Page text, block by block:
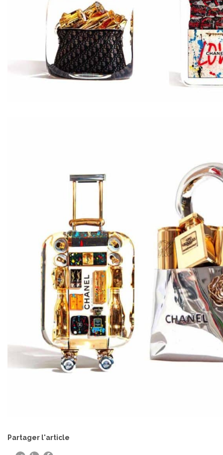
Partager l'article